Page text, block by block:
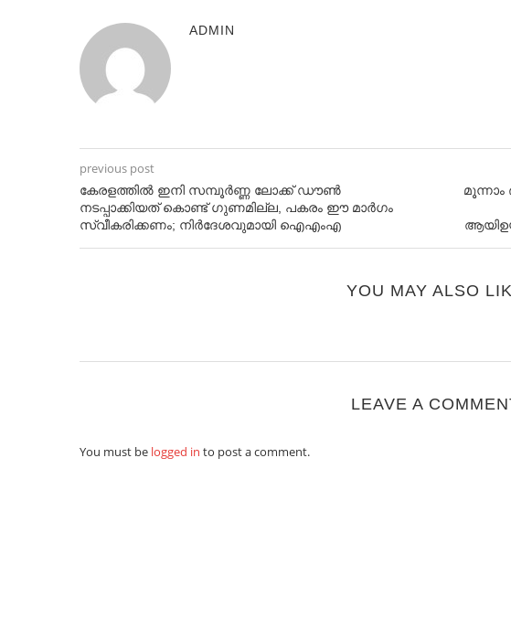
ADMIN
previous post
കേരളത്തിൽ ഇനി സമ്പൂര്‍ണ്ണ ലോക്ക് ഡൗണ്‍
നടപ്പാക്കിയത് കൊണ്ട് ഗുണമില്ല, പകരം ഈ മാര്‍ഗം
സ്വീകരിക്കണം; നിര്‍ദേശവുമായി ഐഎംഎ
YOU MAY ALSO
LEAVE A
You must be logged in to post a comment.